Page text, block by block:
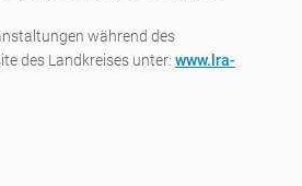
während des
des Landkreises unter: www.lra-